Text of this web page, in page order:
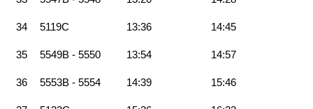
34 5119C 13:36 14:45
35 5549B - 5550 13:54 14:57
36 5553B - 5554 14:39 15:46